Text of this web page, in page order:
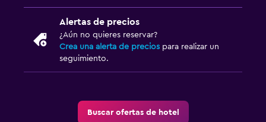
Alertas de precios
¿Aún no quieres reservar?
Crea una alerta de precios para realizar un
seguimiento.
Buscar ofertas de hotel